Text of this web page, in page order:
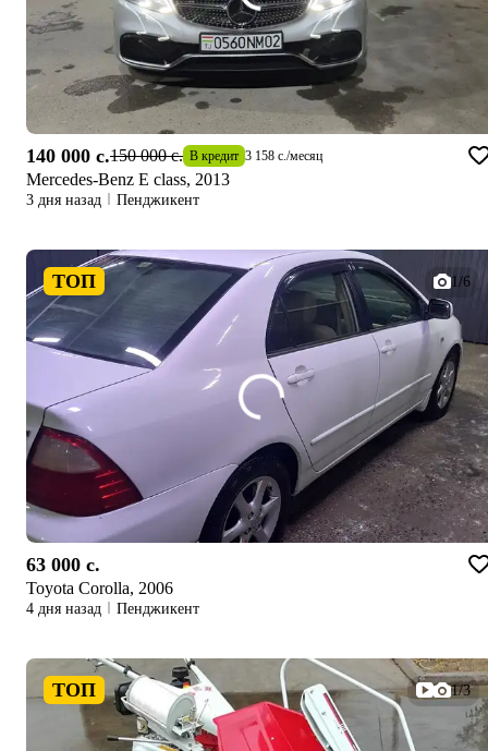
140 000 c.150 000 c. В кредит 3 158 c./месяц
Mercedes-Benz E class, 2013
3 дня назад Пенджикент
ТОП 1/6
63 000 c.
Toyota Corolla, 2006
4 дня назад Пенджикент
ТОП 1/3